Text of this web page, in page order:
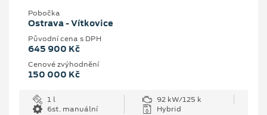
Pobočka
Ostrava - Vítkovice
Původní cena s DPH
645 900 Kč
Cenové zvýhodnění
150 000 Kč
1 l
92 kW/125 k
6st. manuální
Hybrid